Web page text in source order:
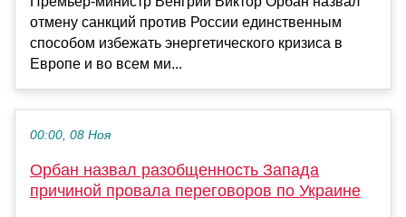
отмену санкций против России единственным
способом избежать энергетического кризиса в
Европе и во всем ми...
00:00, 08 Ноя
Орбан назвал разобщенность Запада
причиной провала переговоров по Украине